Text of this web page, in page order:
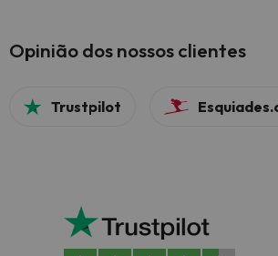
Opinião dos nossos clientes
Trustpilot